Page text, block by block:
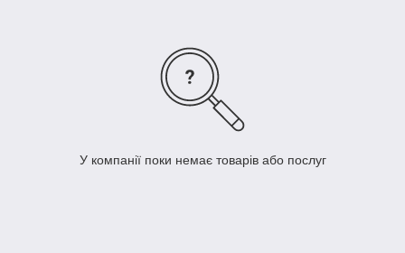
У компанії поки немає товарів або послуг